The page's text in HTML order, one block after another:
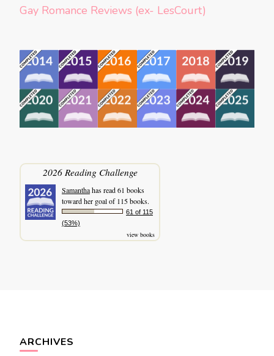
Gay Romance Reviews (ex- LesCourt)
2026 Reading Challenge
Samanthahas read 61 books
toward her goal of 115 books.
61 of 115
(53%)
view books
ARCHIVES